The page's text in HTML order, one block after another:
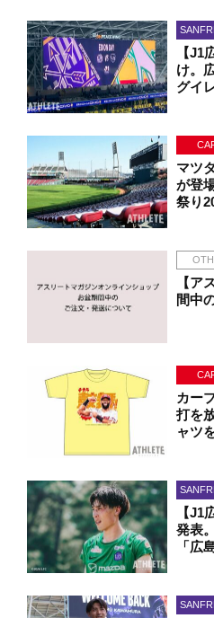
【J1
け。
グイ
マツ
が登
祭り
【ア
間中
カー
打を
ャツ
【J1
発表
「広